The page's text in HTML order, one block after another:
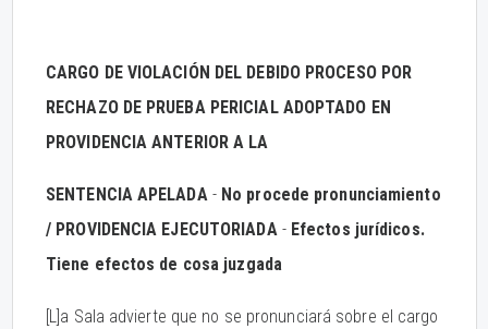
CARGO DE VIOLACIÓN DEL DEBIDO PROCESO POR
RECHAZO DE PRUEBA PERICIAL ADOPTADO EN
PROVIDENCIA ANTERIOR A LA
SENTENCIA APELADA -No procede pronunciamiento
/ PROVIDENCIA EJECUTORIADA -Efectos jurídicos.
Tiene efectos de cosa juzgada
[L]a Sala advierte que no se pronunciará sobre el cargo